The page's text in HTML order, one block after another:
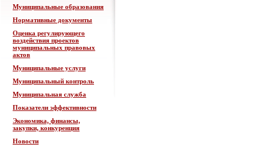
Муниципальные образования
Нормативные документы
Оценка регулирующего
воздействия проектов
муниципальных правовых
актов
Муниципальные услуги
Муниципальный контроль
Муниципальная служба
Показатели эффективности
Экономика, финансы,
закупки, конкуренция
Новости